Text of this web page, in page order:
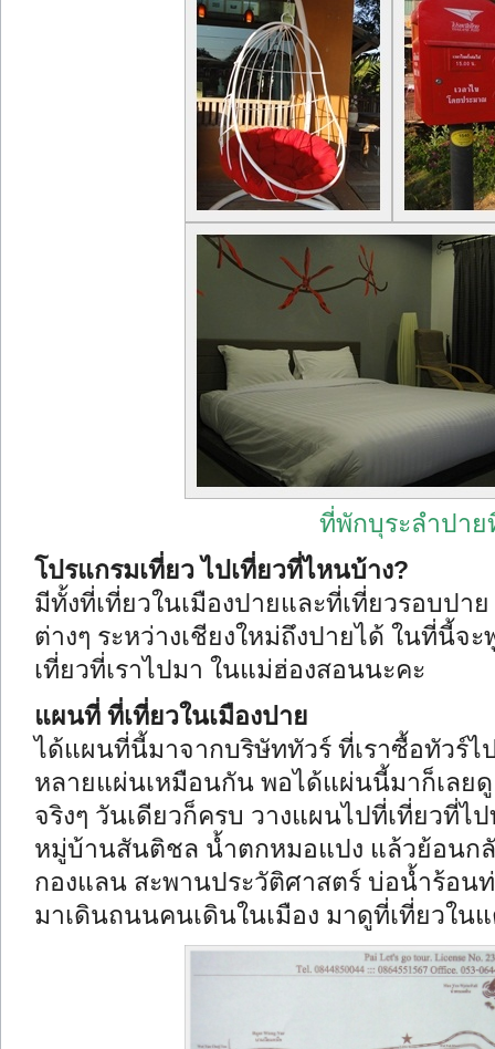
ที่พักบุระลำปาย
โปรแกรมเที่ยว ไปเที่ยวที่ไหนบ้าง?
มีทั้งที่เที่ยวในเมืองปายและที่เที่ยวรอบปา
ต่างๆ ระหว่างเชียงใหม่ถึงปายได้ ในที่นี้จะ
เที่ยวที่เราไปมา ในแม่ฮ่องสอนนะคะ
แผนที่ ที่เที่ยวในเมืองปาย
ได้แผนที่นี้มาจากบริษัททัวร์ ที่เราซื้อทัวร์ไ
หลายแผ่นเหมือนกัน พอได้แผ่นนี้มาก็เลย
จริงๆ วันเดียวก็ครบ วางแผนไปที่เที่ยวที่ไ
หมู่บ้านสันติชล น้ำตกหมอแปง แล้วย้อนกลั
กองแลน สะพานประวัติศาสตร์ บ่อน้ำร้อน
มาเดินถนนคนเดินในเมือง มาดูที่เที่ยวใน